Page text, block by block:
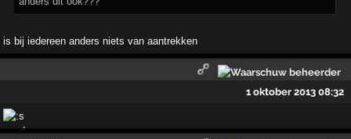
is bij iedereen anders niets van aantrekken
1 oktober 2013 08:32